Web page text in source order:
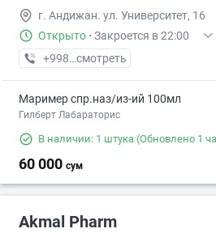
г. Андижан. ул. Университет, 16
Открыто · Закроется в 22:00
+998 (90) XXX-XX-XX
смотреть
Маример спр.наз/из-ий 100мл
Гилберт Лабараторис
В наличии: 1 штука (Обновлено 1
60 000 сум
Akmal Pharm